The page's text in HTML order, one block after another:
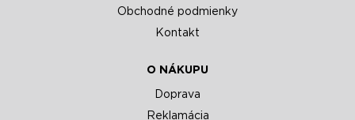
Obchodné podmienky
Kontakt
O NÁKUPU
Doprava
Reklamácia